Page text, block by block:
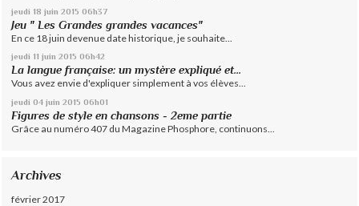
jeudi 18 juin 2015 06h37
Jeu " Les Grandes grandes vacances"
En ce 18 juin devenue date historique, je souhaite...
jeudi 11 juin 2015 06h42
La langue française: un mystère expliqué et...
Vous avez envie d'expliquer simplement à vos élèves...
jeudi 04 juin 2015 06h01
Figures de style en chansons - 2eme partie
Grâce au numéro 407 du Magazine Phosphore, continuons...
Archives
février 2017